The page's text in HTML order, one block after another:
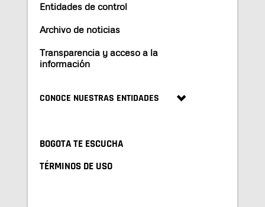
Entidades de control
Archivo de noticias
Transparencia y acceso a la
información
CONOCE NUESTRAS ENTIDADES
BOGOTA TE ESCUCHA
TÉRMINOS DE USO